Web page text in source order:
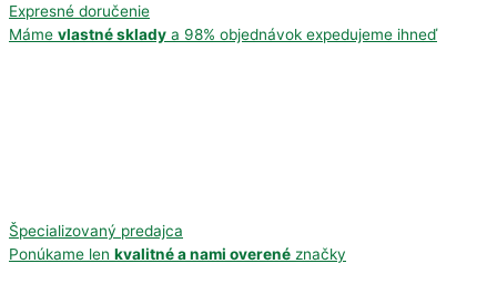
Expresné doručenie
Máme vlastné sklady a 98% objednávok expedujeme ihneď
Špecializovaný predajca
Ponúkame len kvalitné a nami overené značky